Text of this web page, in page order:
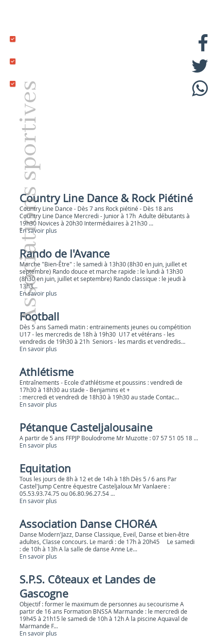
Associations sportives
Country Line Dance & Rock Piétiné
Country Line Dance - Dès 7 ans Rock piétiné - Dès 18 ans
Country Line Dance Mercredi - Junior à 17h Adulte débutants à
19h30 Novices à 20h30 Intermédiaires à 21h30 ...
En savoir plus
Rando de l'Avance
Marche "Bien-Être" : le samedi à 13h30 (8h30 en juin, juillet et
septembre) Rando douce et marche rapide : le lundi à 13h30
(8h30 en juin, juillet et septembre) Rando classique : le jeudi à
13h3...
En savoir plus
Football
Dès 5 ans Samedi matin : entrainements jeunes ou compétition
U17 - les mercredis de 18h à 19h30 U17 et vétérans - les
vendredis de 19h30 à 21h Seniors - les mardis et vendredis...
En savoir plus
Athlétisme
Entraînements - Ecole d'athlétisme et poussins : vendredi de
17h30 à 18h30 au stade - Benjamins et +
: mercredi et vendredi de 18h30 à 19h30 au stade Contac...
En savoir plus
Pétanque Casteljalousaine
A partir de 5 ans FFPJP Boulodrome Mr Muzotte : 07 57 51 05 18 ...
En savoir plus
Equitation
Tous les jours de 8h à 12 et de 14h à 18h Dès 5 / 6 ans Par
Castel'Jump Centre équestre Casteljaloux Mr Vanlaere :
05.53.93.74.75 ou 06.80.96.27.54 ...
En savoir plus
Association Danse CHORéA
Danse Modern'Jazz, Danse Classique, Eveil, Danse et bien-être
adultes, Classe concours. Le mardi : de 17h à 20h45 Le samedi
: de 10h à 13h A la salle de danse Anne Le...
En savoir plus
S.P.S. Côteaux et Landes de
Gascogne
Objectif : former le maximum de personnes au secourisme A
partir de 16 ans Formation BNSSA Marmande : le mercredi de
19h45 à 21h15 le samedi de 10h à 12h A la piscine Aquaval de
Marmande F...
En savoir plus